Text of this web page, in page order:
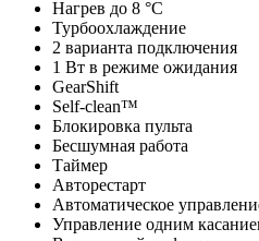
Нагрев до 8 °С
Турбоохлаждение
2 варианта подключения
1 Вт в режиме ожидания
GearShift
Self-clean™
Блокировка пульта
Бесшумная работа
Таймер
Авторестарт
Автоматическое
Управление одним